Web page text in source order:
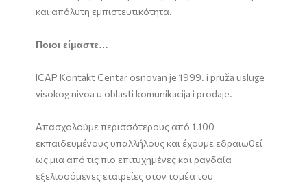
και απόλυτη εμπιστευτικότητα.
Ποιοι είμαστε…
ICAP Kontakt Centar osnovan je 1999. i pruža usluge
visokog nivoa u oblasti komunikacija i prodaje.
Απασχολούμε περισσότερους από 1.100
εκπαιδευμένους υπαλλήλους και έχουμε εδραιωθεί
ως μια από τις πιο επιτυχημένες και ραγδαία
εξελισσόμενες εταιρείες στον τομέα του